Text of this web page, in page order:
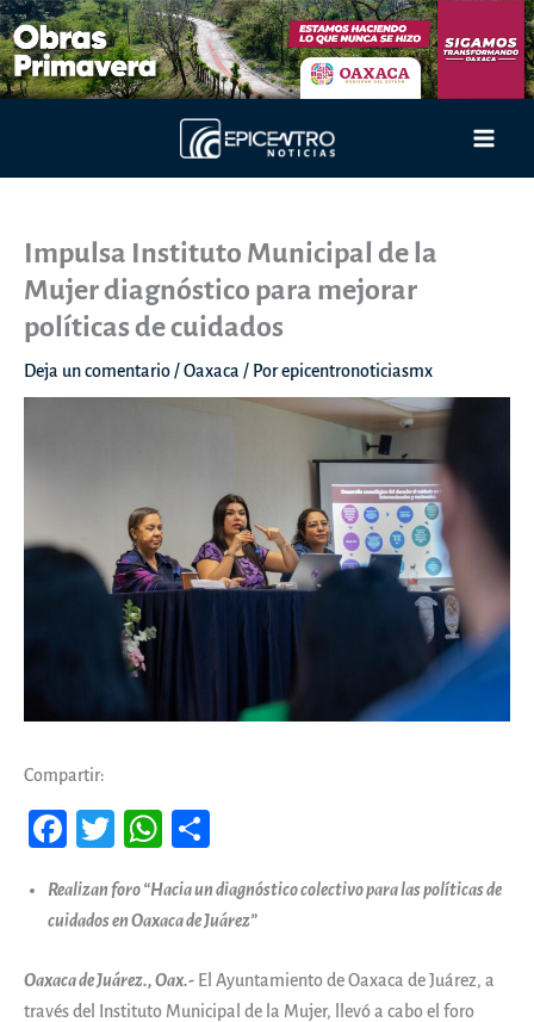
Ir
al
contenido
Impulsa Instituto Municipal de la
Mujer diagnóstico para mejorar
políticas de cuidados
Deja un comentario/Oaxaca / Porepicentronoticiasmx
Compartir:
Fa
b
k
T
tt
W
ts
pp
pa
r
Realizan foro “Hacia un diagnóstico colectivo para las políticas de
cuidados en Oaxaca de Juárez”
Oaxaca de Juárez., Oax.- El Ayuntamiento de Oaxaca de Juárez, a
través del Instituto Municipal de la Mujer, llevó a cabo el foro